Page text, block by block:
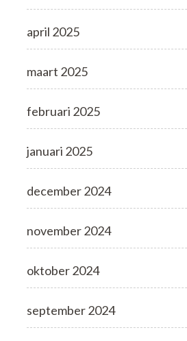
april 2025
maart 2025
februari 2025
januari 2025
december 2024
november 2024
oktober 2024
september 2024